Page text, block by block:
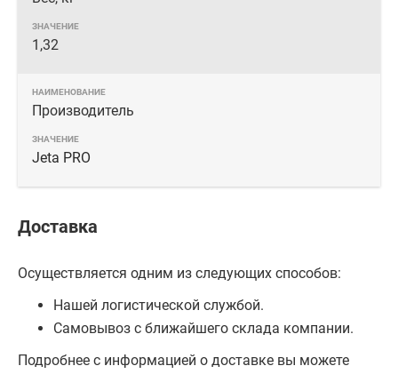
1,32
Производитель
Jeta PRO
Доставка
Осуществляется одним из следующих способов:
Нашей логистической службой.
Самовывоз с ближайшего склада компании.
Подробнее с информацией о доставке вы можете